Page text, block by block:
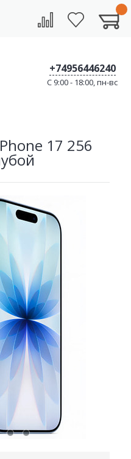
+74956446240
C 9:00 - 18:00, пн-вс
17 256